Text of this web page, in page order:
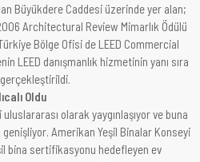
Büyükdere Caddesi üzerinde yer alan;
Architectural Review Mimarlık Ödülü
Bölge Ofisi de LEED Commercial
LEED danışmanlık hizmetinin yanı sıra
Oldu
olarak yaygınlaşıyor ve buna
Amerikan Yeşil Binalar Konseyi
bina sertifikasyonu hedefleyen ev